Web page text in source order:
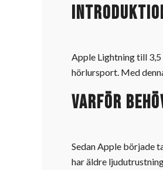
Apple Lightning till
hörlursport. Med
Varför
Sedan Apple började
har äldre